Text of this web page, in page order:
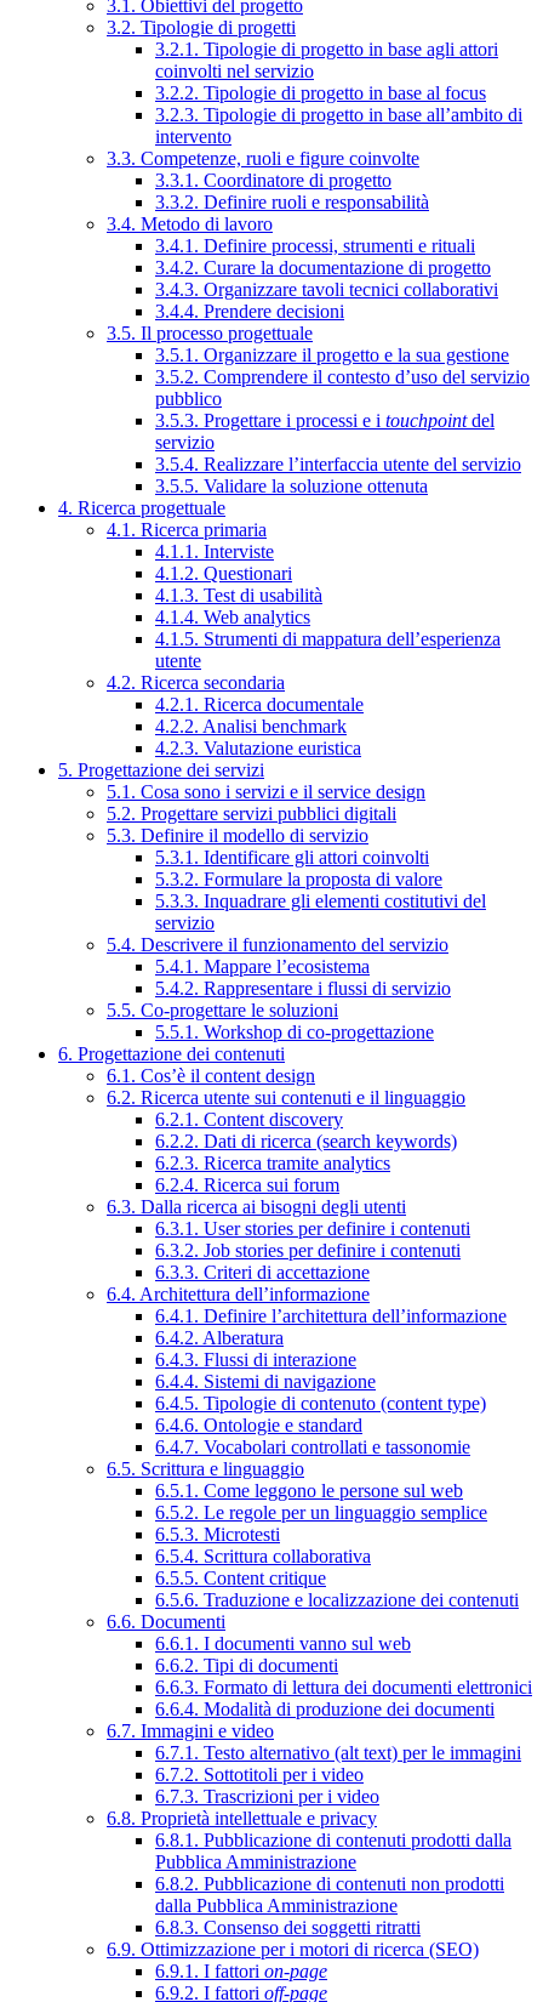
3.1. Obiettivi del progetto
3.2. Tipologie di progetti
3.2.1. Tipologie di progetto in base agli attori
coinvolti nel servizio
3.2.2. Tipologie di progetto in base al focus
3.2.3. Tipologie di progetto in base all’ambito di
intervento
3.3. Competenze, ruoli e figure coinvolte
3.3.1. Coordinatore di progetto
3.3.2. Definire ruoli e responsabilità
3.4. Metodo di lavoro
3.4.1. Definire processi, strumenti e rituali
3.4.2. Curare la documentazione di progetto
3.4.3. Organizzare tavoli tecnici collaborativi
3.4.4. Prendere decisioni
3.5. Il processo progettuale
3.5.1. Organizzare il progetto e la sua gestione
3.5.2. Comprendere il contesto d’uso del servizio
pubblico
3.5.3. Progettare i processi e i touchpointdel
servizio
3.5.4. Realizzare l’interfaccia utente del servizio
3.5.5. Validare la soluzione ottenuta
4. Ricerca progettuale
4.1. Ricerca primaria
4.1.1. Interviste
4.1.2. Questionari
4.1.3. Test di usabilità
4.1.4. Web analytics
4.1.5. Strumenti di mappatura dell’esperienza
utente
4.2. Ricerca secondaria
4.2.1. Ricerca documentale
4.2.2. Analisi benchmark
4.2.3. Valutazione euristica
5. Progettazione dei servizi
5.1. Cosa sono i servizi e il service design
5.2. Progettare servizi pubblici digitali
5.3. Definire il modello di servizio
5.3.1. Identificare gli attori coinvolti
5.3.2. Formulare la proposta di valore
5.3.3. Inquadrare gli elementi costitutivi del
servizio
5.4. Descrivere il funzionamento del servizio
5.4.1. Mappare l’ecosistema
5.4.2. Rappresentare i flussi di servizio
5.5. Co-progettare le soluzioni
5.5.1. Workshop di co-progettazione
6. Progettazione dei contenuti
6.1. Cos’è il content design
6.2. Ricerca utente sui contenuti e il linguaggio
6.2.1. Content discovery
6.2.2. Dati di ricerca (search keywords)
6.2.3. Ricerca tramite analytics
6.2.4. Ricerca sui forum
6.3. Dalla ricerca ai bisogni degli utenti
6.3.1. User stories per definire i contenuti
6.3.2. Job stories per definire i contenuti
6.3.3. Criteri di accettazione
6.4. Architettura dell’informazione
6.4.1. Definire l’architettura dell’informazione
6.4.2. Alberatura
6.4.3. Flussi di interazione
6.4.4. Sistemi di navigazione
6.4.5. Tipologie di contenuto (content type)
6.4.6. Ontologie e standard
6.4.7. Vocabolari controllati e tassonomie
6.5. Scrittura e linguaggio
6.5.1. Come leggono le persone sul web
6.5.2. Le regole per un linguaggio semplice
6.5.3. Microtesti
6.5.4. Scrittura collaborativa
6.5.5. Content critique
6.5.6. Traduzione e localizzazione dei contenuti
6.6. Documenti
6.6.1. I documenti vanno sul web
6.6.2. Tipi di documenti
6.6.3. Formato di lettura dei documenti elettronici
6.6.4. Modalità di produzione dei documenti
6.7. Immagini e video
6.7.1. Testo alternativo (alt text) per le immagini
6.7.2. Sottotitoli per i video
6.7.3. Trascrizioni per i video
6.8. Proprietà intellettuale e privacy
6.8.1. Pubblicazione di contenuti prodotti dalla
Pubblica Amministrazione
6.8.2. Pubblicazione di contenuti non prodotti
dalla Pubblica Amministrazione
6.8.3. Consenso dei soggetti ritratti
6.9. Ottimizzazione per i motori di ricerca (SEO)
6.9.1. I fattori on-page
6.9.2. I fattori off-page